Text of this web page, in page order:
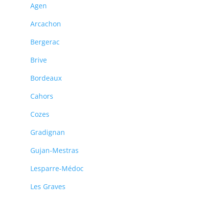
Agen
Arcachon
Bergerac
Brive
Bordeaux
Cahors
Cozes
Gradignan
Gujan-Mestras
Lesparre-Médoc
Les Graves